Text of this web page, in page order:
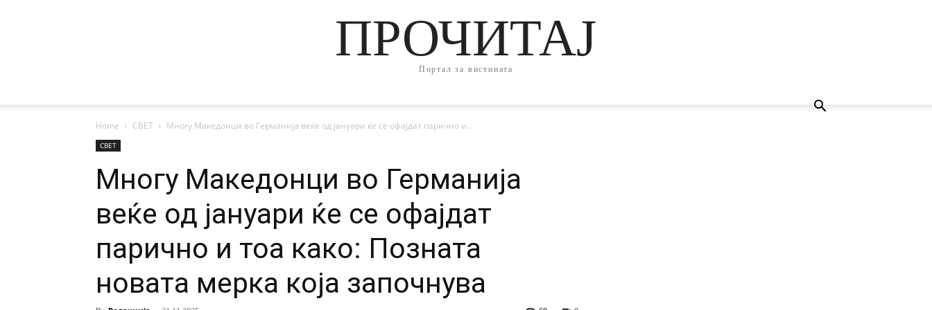
ПРОЧИТАЈ
Портал за вистината
Home СВЕТ Многу Македонци во Германија веќе од јануари ќе се офајдат парично и...
СВЕТ
Многу Македонци во Германија
веќе од јануари ќе се офајдат
парично и тоа како: Позната
новата мерка која започнува